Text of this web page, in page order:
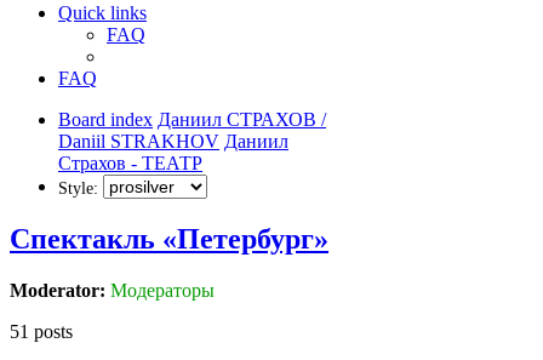
Quick links
FAQ
FAQ
Board index Даниил СТРАХОВ /
Daniil STRAKHOV Даниил
Страхов - ТЕАТР
Style:
Спектакль «Петербург»
Moderator: Модераторы
51 posts